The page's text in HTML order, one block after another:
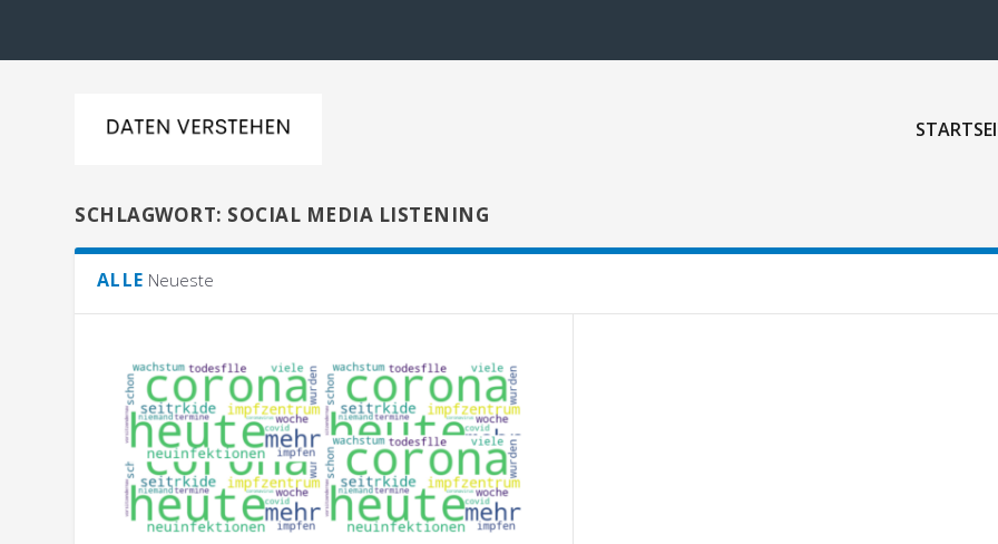
SCHLAGWORT: SOCIAL MEDIA LISTENING
ALLE Neueste